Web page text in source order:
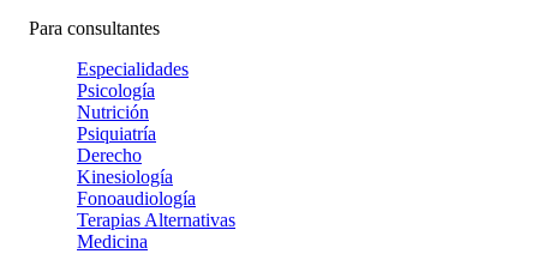
Para consultantes
Especialidades
Psicología
Nutrición
Psiquiatría
Derecho
Kinesiología
Fonoaudiología
Terapias Alternativas
Medicina